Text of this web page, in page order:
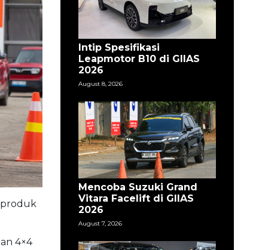
produk
4×4
Intip Spesifikasi
Leapmotor B10 di GIIAS
2026
August 8, 2026
Mencoba Suzuki Grand
Vitara Facelift di GIIAS
2026
August 7, 2026